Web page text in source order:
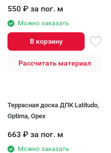
550 ₽ за пог. м
Можно заказать
В корзину
Рассчитать материал
Террасная доска ДПК Latitudo,
Optima, Орех
663 ₽ за пог. м
Можно заказать